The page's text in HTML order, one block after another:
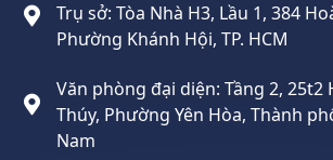
Trụ sở: Tòa Nhà H3, Lầu 1, 384
Phường Khánh Hội, TP. HCM
Văn phòng đại diện: Tầng 2, 25t2
Thúy, Phường Yên Hòa, Thành
Nam